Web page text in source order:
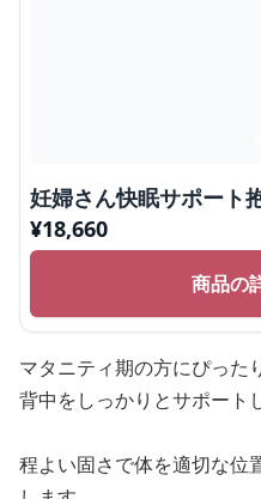
妊婦さん快眠サポート
¥18,660
商品の
マタニティ期の方にぴった
背中をしっかりとサポート
程よい固さで体を適切な位